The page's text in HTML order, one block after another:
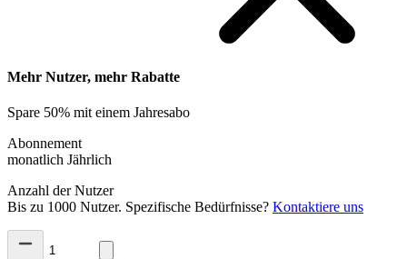
Mehr Nutzer, mehr Rabatte
Spare 50% mit einem Jahresabo
Abonnement
monatlich Jährlich
Anzahl der Nutzer
Bis zu 1000 Nutzer. Spezifische Bedürfnisse? Kontaktiere uns